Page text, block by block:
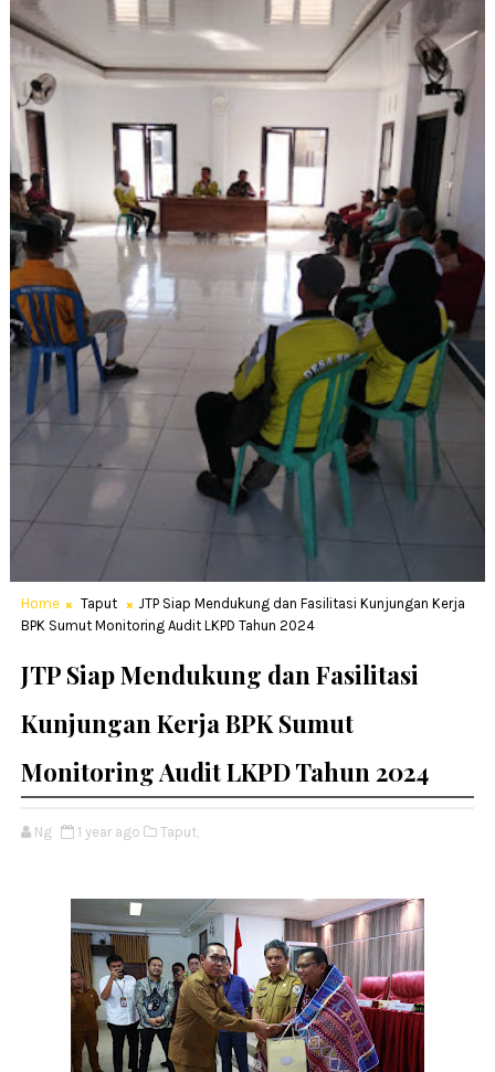
Home Taput
JTP Siap Mendukung dan Fasilitasi Kunjungan Kerja
BPK Sumut Monitoring Audit LKPD Tahun 2024
JTP Siap Mendukung dan Fasilitasi
Kunjungan Kerja BPK Sumut
Monitoring Audit LKPD Tahun 2024
Ng 1 year ago Taput,